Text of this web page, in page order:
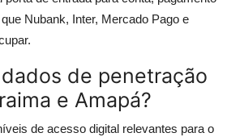
Nubank, Inter, Mercado Pago e
de penetração
e Amapá?
de acesso digital relevantes para o